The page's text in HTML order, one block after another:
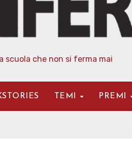
scuola che non si ferma mai
TEMI PREMI